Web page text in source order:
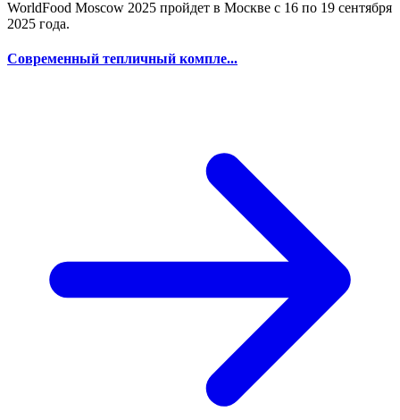
WorldFood Moscow 2025 пройдет в Москве с 16 по 19 сентября
2025 года.
Современный тепличный компле...